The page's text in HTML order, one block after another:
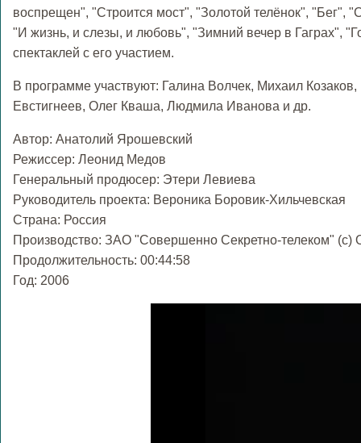
воспрещен", "Строится мост", "Золотой телёнок", "Бег",
"И жизнь, и слезы, и любовь", "Зимний вечер в Гаграх",
спектаклей с его участием.
В программе участвуют: Галина Волчек, Михаил
Евстигнеев, Олег Кваша, Людмила Иванова и др.
Автор: Анатолий Ярошевский
Режиссер: Леонид Медов
Генеральный продюсер: Этери Левиева
Руководитель проекта: Вероника Боровик-Хильчевская
Страна: Россия
Производство: ЗАО "Совершенно Секретно-телеком"
Продолжительность: 00:44:58
Год: 2006